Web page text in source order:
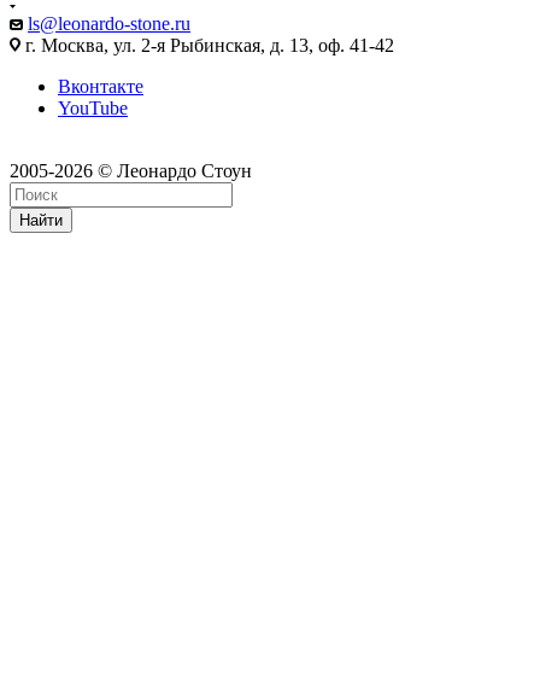
ls@leonardo-stone.ru
г. Москва, ул. 2-я Рыбинская, д. 13, оф. 41-42
Вконтакте
YouTube
2005-2026 © Леонардо Стоун
Найти